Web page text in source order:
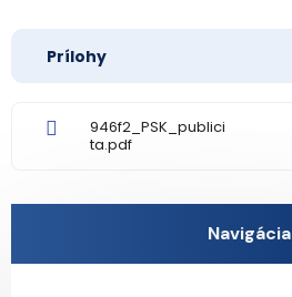
Prílohy
946f2_PSK_publici
ta.pdf
Navigácia